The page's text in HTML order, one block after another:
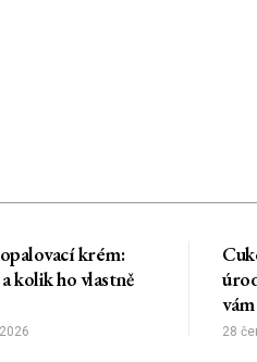
krém:
kolik ho vlastně
28